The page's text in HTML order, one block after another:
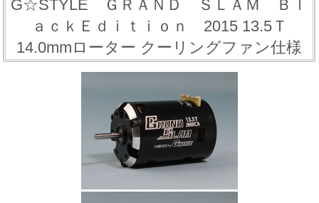
G☆STYLE ＧＲＡＮＤ ＳＬＡＭ Ｂｌ
ａｃｋＥｄｉｔｉｏｎ 2015 13.5Ｔ
14.0mmローター クーリングファン仕様